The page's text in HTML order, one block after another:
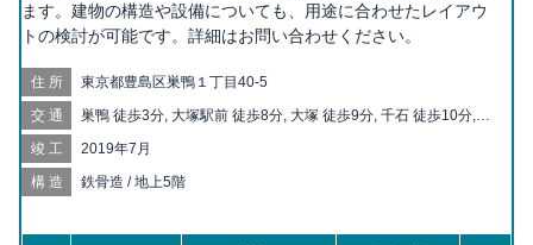
ます。建物の構造や設備についても、用途に合わせたレイアウ
トの検討が可能です。詳細はお問い合わせください。
住所 東京都豊島区巣鴨１丁目40-5
交通
巣鴨 徒歩3分, 大塚駅前 徒歩8分, 大塚 徒歩9分, 千石 徒歩10分,
歩14分, 向原 徒歩14分, 新庚申塚 徒歩15分, 西巣鴨 徒歩18分, 西
ヶ原四丁目 徒歩19分, 護国寺 徒歩20分, 茗荷谷 徒歩20分, 東池袋
竣工 2019年7月
構造 鉄骨造 / 地上5階